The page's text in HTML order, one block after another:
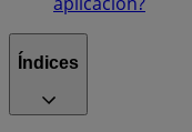
Índices